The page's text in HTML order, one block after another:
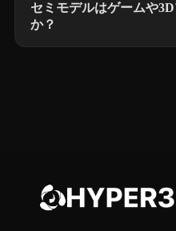
セミモデルはゲームや
か？